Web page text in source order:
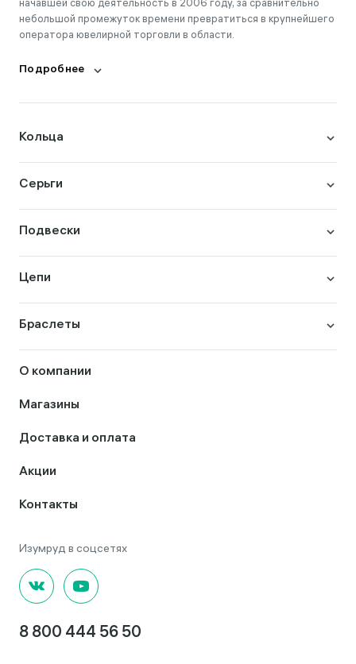
начавшей свою деятельность в 2006 году, за сравнительно
небольшой промежуток времени превратиться в крупнейшего
оператора ювелирной торговли в области.
Подробнее
Кольца
Серьги
Подвески
Цепи
Браслеты
О компании
Магазины
Доставка и оплата
Акции
Контакты
8 800 444 56 50